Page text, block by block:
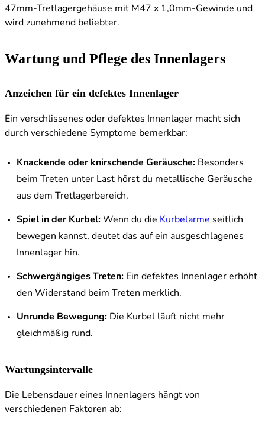
47mm-Tretlagergehäuse mit M47 x 1,0mm-Gewinde und
wird zunehmend beliebter.
Wartung und Pflege des Innenlagers
Anzeichen für ein defektes Innenlager
Ein verschlissenes oder defektes Innenlager macht sich
durch verschiedene Symptome bemerkbar:
Knackende oder knirschende Geräusche: Besonders
beim Treten unter Last hörst du metallische Geräusche
aus dem Tretlagerbereich.
Spiel in der Kurbel: Wenn du die Kurbelarme seitlich
bewegen kannst, deutet das auf ein ausgeschlagenes
Innenlager hin.
Schwergängiges Treten: Ein defektes Innenlager erhöht
den Widerstand beim Treten merklich.
Unrunde Bewegung: Die Kurbel läuft nicht mehr
gleichmäßig rund.
Wartungsintervalle
Die Lebensdauer eines Innenlagers hängt von
verschiedenen Faktoren ab: